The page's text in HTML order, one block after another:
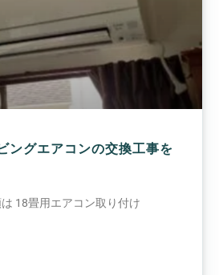
ングエアコンの交換工事を
18畳用エアコン取り付け
円